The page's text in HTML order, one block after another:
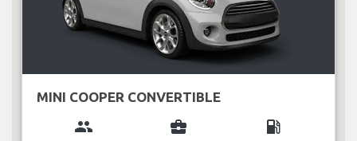
MINI COOPER CONVERTIBLE
group business_center local_gas_station